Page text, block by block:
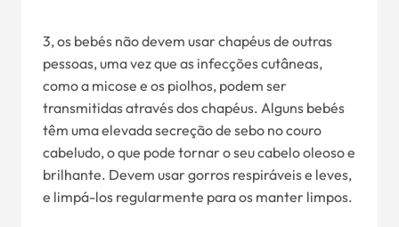
3, os bebés não devem usar chapéus de outras
pessoas, uma vez que as infecções cutâneas,
como a micose e os piolhos, podem ser
transmitidas através dos chapéus. Alguns bebés
têm uma elevada secreção de sebo no couro
cabeludo, o que pode tornar o seu cabelo oleoso e
brilhante. Devem usar gorros respiráveis e leves,
e limpá-los regularmente para os manter limpos.